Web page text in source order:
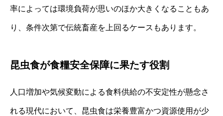
率によっては環境負荷が思いのほか大きくなることもあ
り、条件次第で伝統畜産を上回るケースもあります。
昆虫食が食糧安全保障に果たす役割
人口増加や気候変動による食料供給の不安定性が懸念さ
れる現代において、昆虫食は栄養豊富かつ資源使用が少